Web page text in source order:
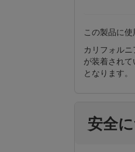
この製品に
カリフォル
が装着され
となります。
安全